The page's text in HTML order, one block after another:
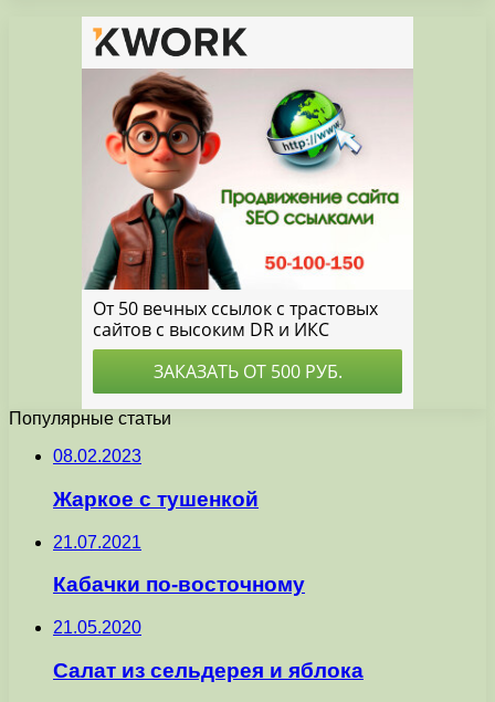
Популярные статьи
08.02.2023
Жаркое с тушенкой
21.07.2021
Кабачки по-восточному
21.05.2020
Салат из сельдерея и яблока